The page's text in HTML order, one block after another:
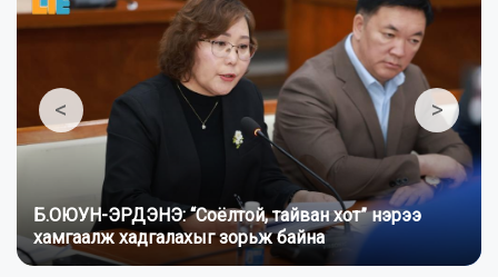
Б.ОЮУН-ЭРДЭНЭ: “Соёлтой, тайван хот” нэрээ
хамгаалж хадгалахыг зорьж байна
< >